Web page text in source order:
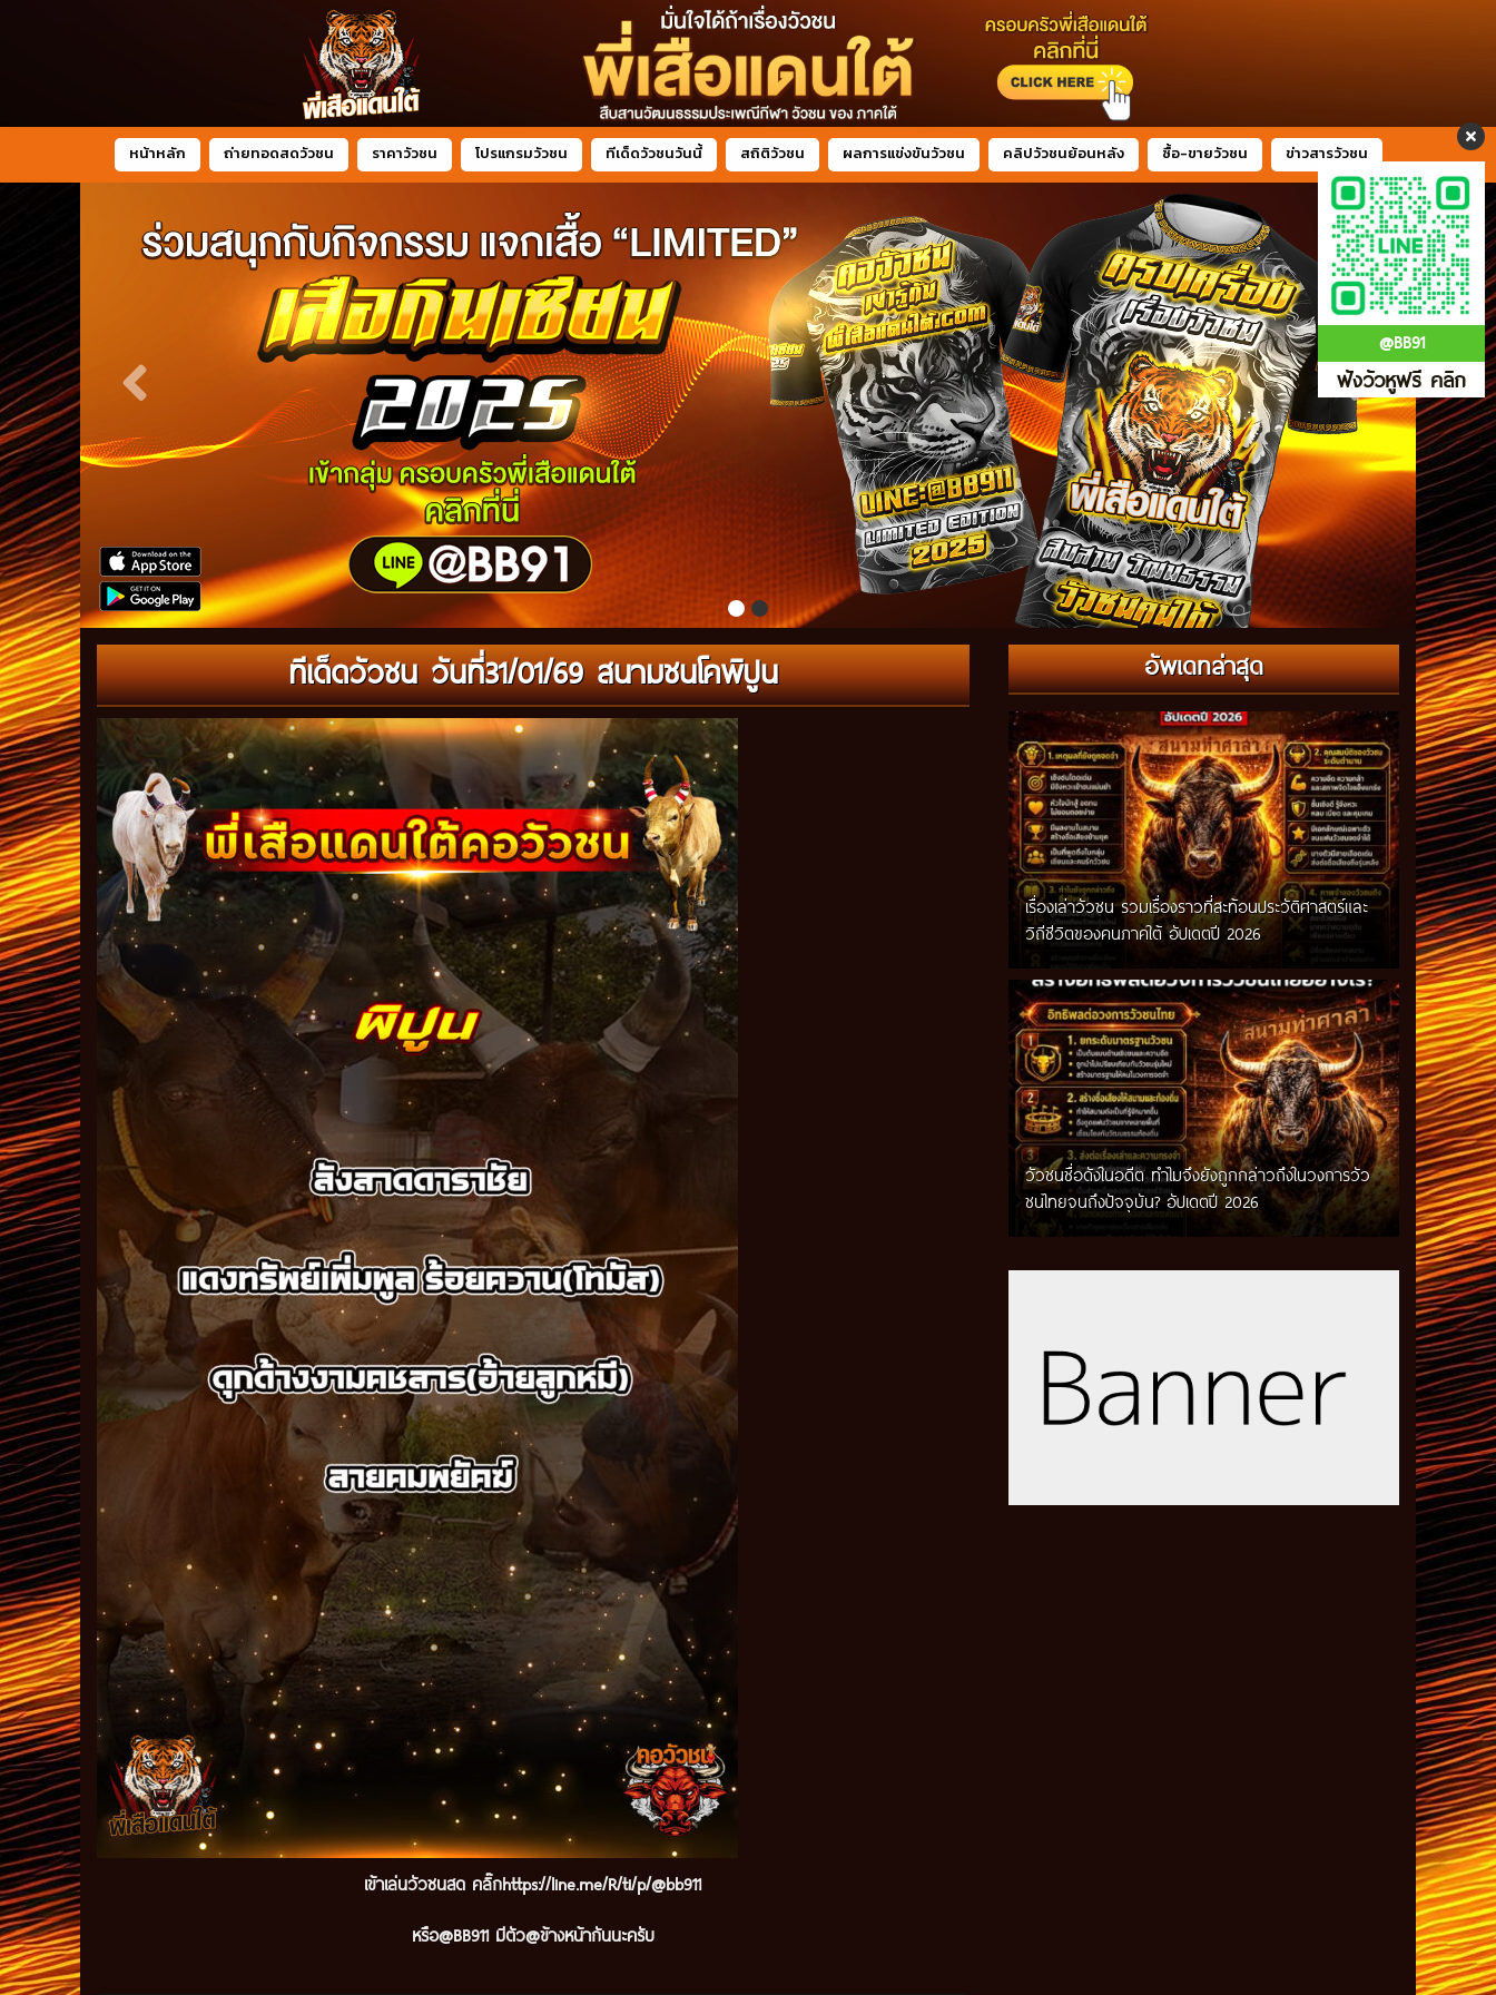
@BB91
ฟังวัวหูฟรี คลิก
หน้าหลัก ถ่ายทอดสดวัวชน ราคาวัวชน โปรแกรมวัวชน ทีเด็ดวัวชนวันนี้ สถิติวัวชน ผลการแข่งขันวัวชน คลิปวัวชนย้อนหลัง ซื้อ-ขายวัวชน ข่าวสารวัวชน
ทีเด็ดวัวชน วันที่31/01/69 สนามชนโคพิปูน
เข้าเล่นวัวชนสด คลิ๊กhttps://line.me/R/ti/p/@bb911
หรือ@BB911 มีตัว@ข้างหน้ากันนะครับ
อัพเดทล่าสุด
เรื่องเล่าวัวชน รวมเรื่องราวที่สะท้อนประวัติศาสตร์และ
วิถีชีวิตของคนภาคใต้ อัปเดตปี 2026
วัวชนชื่อดังในอดีต ทำไมจึงยังถูกกล่าวถึงในวงการวัว
ชนไทยจนถึงปัจจุบัน? อัปเดตปี 2026
กติกาวัวชนสมัยก่อน วิถีการแข่งขันดั้งเดิมที่สืบทอด
ผ่านภูมิปัญญาท้องถิ่น อัปเดตปี 2026